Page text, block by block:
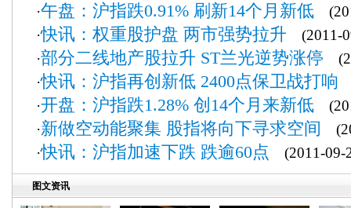
·午盘：沪指跌0.91% 刷新14个月新低
·快讯：权重股护盘 两市强势拉升 (2011-
·部分二线地产股拉升 ST兰光逆势涨停
·快讯：沪指再创新低 2400点保卫战打响
·开盘：沪指跌1.28% 创14个月来新低
·新做空动能聚集 股指将向下寻求空间
·快讯：沪指加速下跌 跌逾60点 (2011-09-
图文资讯